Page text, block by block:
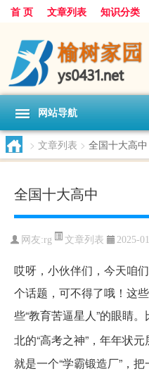
首 页 文章列表 知识分类
网站导航
> 文章列表 > 全国十大高中
全国十大高中
网友:rg 文章列表 2025-
哎呀，小伙伴们，今天咱
个话题，可不得了哦！这
些“教育苦逼星人”的眼睛
北的“高考之神”，年年状元
就是一个“学霸锻造厂”，把